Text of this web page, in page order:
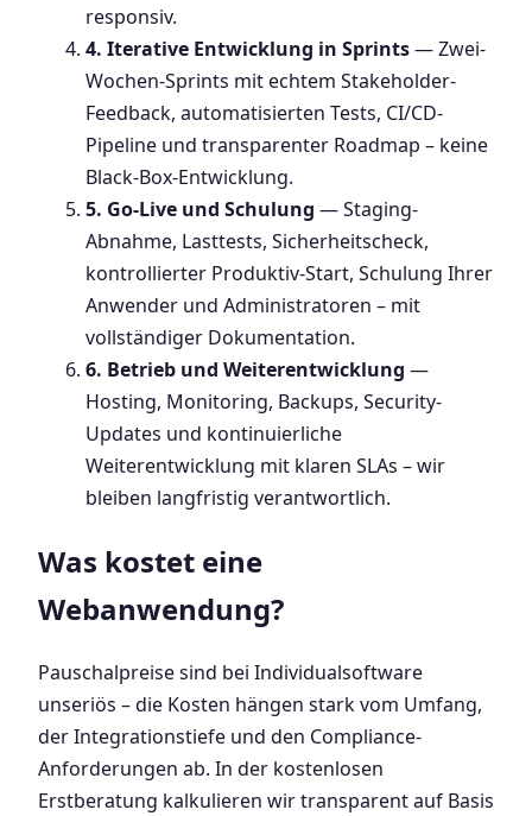
responsiv.
4. Iterative Entwicklung in Sprints— Zwei-
Wochen-Sprints mit echtem Stakeholder-
Feedback, automatisierten Tests, CI/CD-
Pipeline und transparenter Roadmap – keine
Black-Box-Entwicklung.
5. Go-Live und Schulung — Staging-
Abnahme, Lasttests, Sicherheitscheck,
kontrollierter Produktiv-Start, Schulung Ihrer
Anwender und Administratoren – mit
vollständiger Dokumentation.
6. Betrieb und Weiterentwicklung —
Hosting, Monitoring, Backups, Security-
Updates und kontinuierliche
Weiterentwicklung mit klaren SLAs – wir
bleiben langfristig verantwortlich.
Was kostet eine
Webanwendung?
Pauschalpreise sind bei Individualsoftware
unseriös – die Kosten hängen stark vom Umfang,
der Integrationstiefe und den Compliance-
Anforderungen ab. In der kostenlosen
Erstberatung kalkulieren wir transparent auf Basis